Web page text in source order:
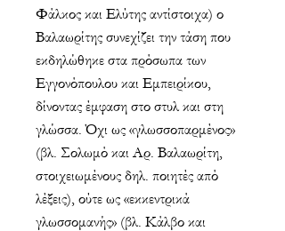
Φάλκος και Ελύτης αντίστοιχα) ο
Βαλαωρίτης συνεχίζει την τάση που
εκδηλώθηκε στα πρόσωπα των
Εγγονόπουλου και Εμπειρίκου,
δίνοντας έμφαση στο στυλ και στη
γλώσσα. Όχι ως «γλωσσοπαρμένος»
(βλ. Σολωμό και Αρ. Βαλαωρίτη,
στοιχειωμένους δηλ. ποιητές από
λέξεις), ούτε ως «εκκεντρικά
γλωσσομανής» (βλ. Κάλβο και